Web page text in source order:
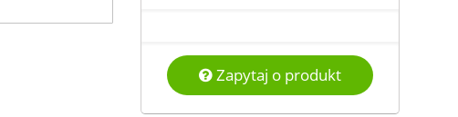
Zapytaj o produkt